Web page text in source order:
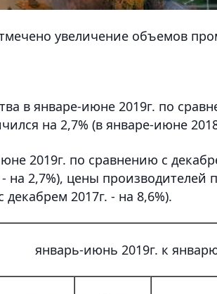
увеличение объемов
в январе-июне 2019г. по
на 2,7% (в январе-июне
2019г. по сравнению с
на 2,7%), цены
2017г. - на 8,6%).
январь-июнь 2019г. к